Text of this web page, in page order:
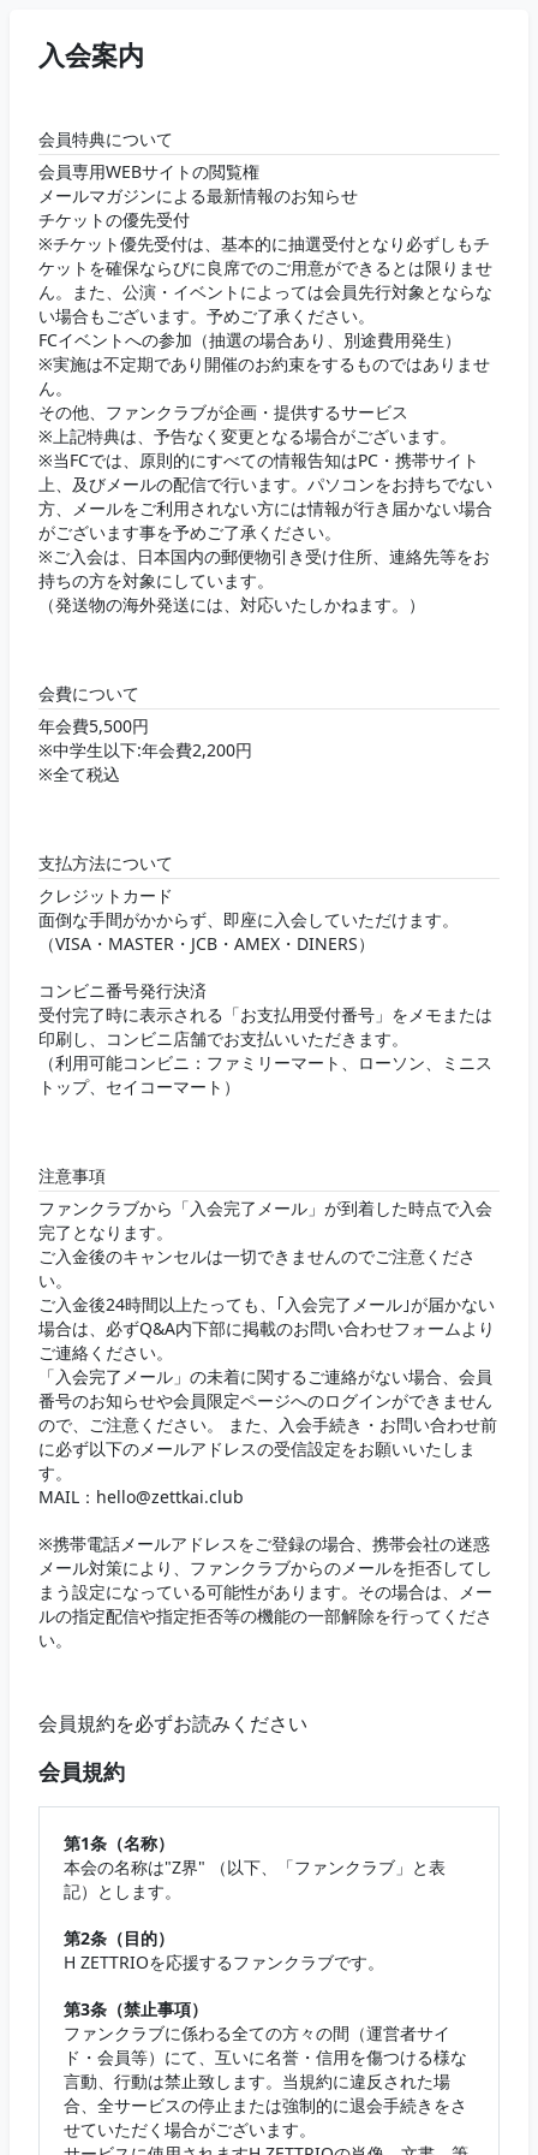
入会案内
会員特典について
会員専用WEBサイトの閲覧権
メールマガジンによる最新情報のお知らせ
チケットの優先受付
※チケット優先受付は、基本的に抽選受付となり必ずしもチ
ケットを確保ならびに良席でのご用意ができるとは限りませ
ん。また、公演・イベントによっては会員先行対象とならな
い場合もございます。予めご了承ください。
FCイベントへの参加（抽選の場合あり、別途費用発生）
※実施は不定期であり開催のお約束をするものではありませ
ん。
その他、ファンクラブが企画・提供するサービス
※上記特典は、予告なく変更となる場合がございます。
※当FCでは、原則的にすべての情報告知はPC・携帯サイト
上、及びメールの配信で行います。パソコンをお持ちでない
方、メールをご利用されない方には情報が行き届かない場合
がございます事を予めご了承ください。
※ご入会は、日本国内の郵便物引き受け住所、連絡先等をお
持ちの方を対象にしています。
（発送物の海外発送には、対応いたしかねます。）
会費について
年会費5,500円
※中学生以下:年会費2,200円
※全て税込
支払方法について
クレジットカード
面倒な手間がかからず、即座に入会していただけます。
（VISA・MASTER・JCB・AMEX・DINERS）
コンビニ番号発行決済
受付完了時に表示される「お支払用受付番号」をメモまたは
印刷し、コンビニ店舗でお支払いいただきます。
（利用可能コンビニ：ファミリーマート、ローソン、ミニス
トップ、セイコーマート）
注意事項
ファンクラブから「入会完了メール」が到着した時点で入会
完了となります。
ご入金後のキャンセルは一切できませんのでご注意くださ
い。
ご入金後24時間以上たっても、｢入会完了メール｣が届かない
場合は、必ずQ&A内下部に掲載のお問い合わせフォームより
ご連絡ください。
「入会完了メール」の未着に関するご連絡がない場合、会員
番号のお知らせや会員限定ページへのログインができません
ので、ご注意ください。 また、入会手続き・お問い合わせ前
に必ず以下のメールアドレスの受信設定をお願いいたしま
す。
MAIL：hello@zettkai.club
※携帯電話メールアドレスをご登録の場合、携帯会社の迷惑
メール対策により、ファンクラブからのメールを拒否してし
まう設定になっている可能性があります。その場合は、メー
ルの指定配信や指定拒否等の機能の一部解除を行ってくださ
い。
会員規約を必ずお読みください
会員規約
第1条（名称）
本会の名称は"Z界" （以下、「ファンクラブ」と表
記）とします。
第2条（目的）
H ZETTRIOを応援するファンクラブです。
第3条（禁止事項）
ファンクラブに係わる全ての方々の間（運営者サイ
ド・会員等）にて、互いに名誉・信用を傷つける様な
言動、行動は禁止致します。当規約に違反された場
合、全サービスの停止または強制的に退会手続きをさ
せていただく場合がございます。